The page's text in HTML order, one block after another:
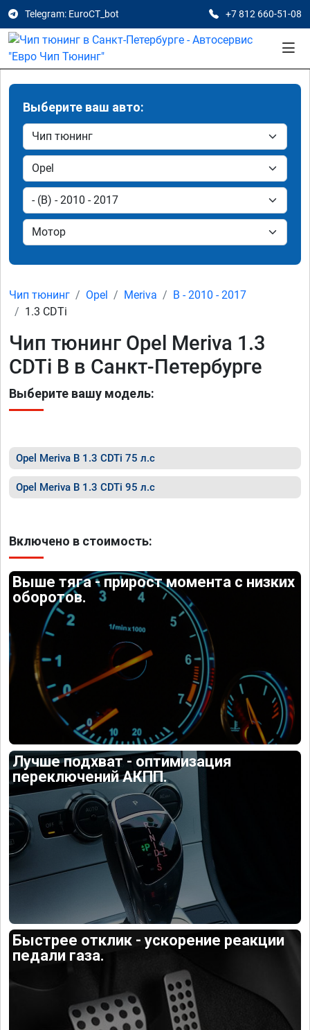
Telegram: EuroCT_bot +7 812 660-51-08
Выберите ваш авто:
Чип тюнинг Opel Meriva
B - 2010 - 2017
1.3 CDTi
Чип тюнинг Opel Meriva 1.3
CDTi B в Санкт-Петербурге
Выберите вашу модель:
Opel Meriva B 1.3 CDTi 75 л.с
Opel Meriva B 1.3 CDTi 95 л.с
Включено в стоимость:
Выше тяга - прирост момента с низких
оборотов.
Лучше подхват - оптимизация
переключений АКПП.
Быстрее отклик - ускорение реакции
педали газа.